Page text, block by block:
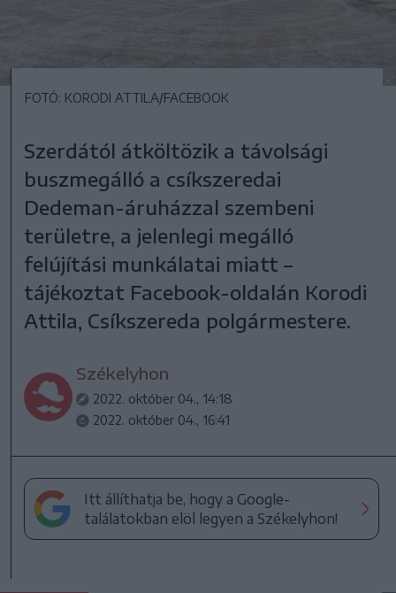
FOTÓ: KORODI ATTILA/FACEBOOK
Szerdától átköltözik a távolsági
buszmegálló a csíkszeredai
Dedeman-áruházzal szembeni
területre, a jelenlegi megálló
felújítási munkálatai miatt –
tájékoztat Facebook-oldalán Korodi
Attila, Csíkszereda polgármestere.
Székelyhon
2022. október 04., 14:18
2022. október 04., 16:41
Itt állíthatja be, hogy a Google-
találatokban elöl legyen a Székelyhon!